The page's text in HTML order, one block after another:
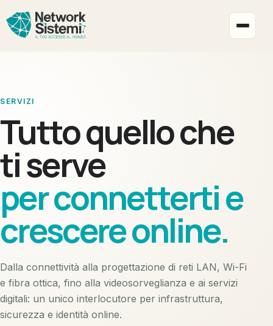
SERVIZI
Tutto quello che
ti serve
per connetterti e
crescere online.
Dalla connettività alla progettazione di reti LAN, Wi-Fi
e fibra ottica, fino alla videosorveglianza e ai servizi
digitali: un unico interlocutore per infrastruttura,
sicurezza e identità online.